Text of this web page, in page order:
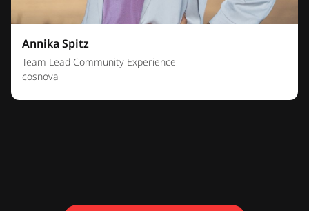
Annika Spitz
Team Lead Community Experience
cosnova